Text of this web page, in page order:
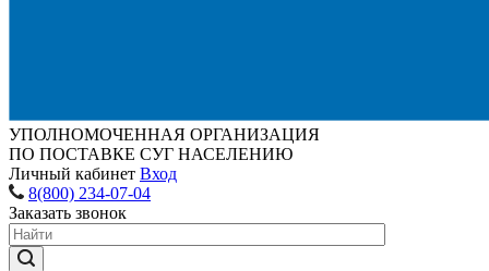
УПОЛНОМОЧЕННАЯ ОРГАНИЗАЦИЯ
ПО ПОСТАВКЕ СУГ НАСЕЛЕНИЮ
Личный кабинет Вход
8(800) 234-07-04
Заказать звонок